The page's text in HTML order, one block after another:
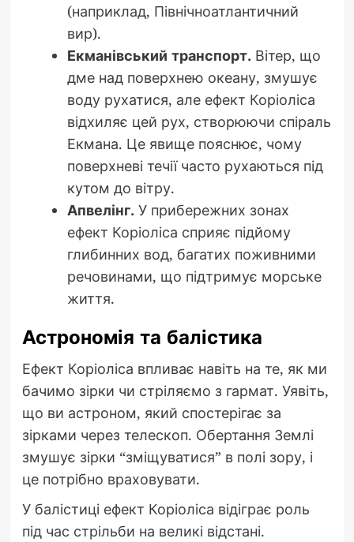
(наприклад, Північноатлантичний
вир).
Екманівський транспорт. Вітер, що
дме над поверхнею океану, змушує
воду рухатися, але ефект Коріоліса
відхиляє цей рух, створюючи спіраль
Екмана. Це явище пояснює, чому
поверхневі течії часто рухаються під
кутом до вітру.
Апвелінг. У прибережних зонах
ефект Коріоліса сприяє підйому
глибинних вод, багатих поживними
речовинами, що підтримує морське
життя.
Астрономія та балістика
Ефект Коріоліса впливає навіть на те, як ми
бачимо зірки чи стріляємо з гармат. Уявіть,
що ви астроном, який спостерігає за
зірками через телескоп. Обертання Землі
змушує зірки “зміщуватися” в полі зору, і
це потрібно враховувати.
У балістиці ефект Коріоліса відіграє роль
під час стрільби на великі відстані.